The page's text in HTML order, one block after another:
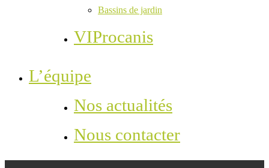
Bassins de jardin
VIProcanis
L’équipe
Nos actualités
Nous contacter